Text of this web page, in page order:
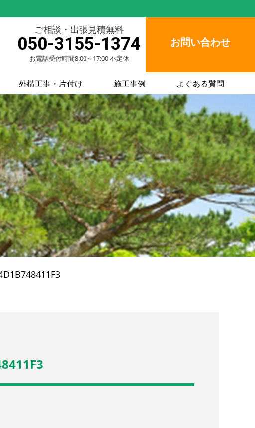
ご相談・出張見積無料
050-3155-1374
お電話受付時間8:00～17:00 不定休
お問い合わせ
外構工事・片付け 施工事例 よくある質問